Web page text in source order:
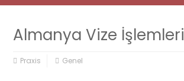
Almanya Vize İşlemleri
Praxis Genel